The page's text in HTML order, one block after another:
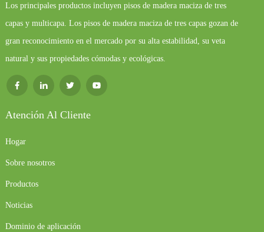
Los principales productos incluyen pisos de madera maciza de tres
capas y multicapa. Los pisos de madera maciza de tres capas gozan de
gran reconocimiento en el mercado por su alta estabilidad, su veta
natural y sus propiedades cómodas y ecológicas.
Atención Al Cliente
Hogar
Sobre nosotros
Productos
Noticias
Dominio de aplicación